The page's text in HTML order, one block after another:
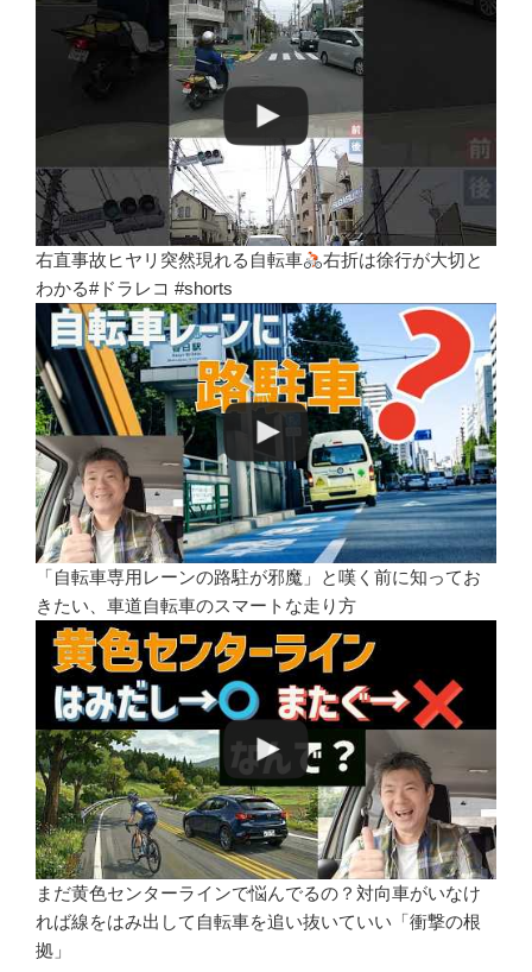
右直事故ヒヤリ突然現れる自転車
右折は徐行が大切と
わかる#ドラレコ #shorts
「自転車専用レーンの路駐が邪魔」と嘆く前に知ってお
きたい、車道自転車のスマートな走り方
まだ黄色センターラインで悩んでるの？対向車がいなけ
れば線をはみ出して自転車を追い抜いていい「衝撃の根
拠」